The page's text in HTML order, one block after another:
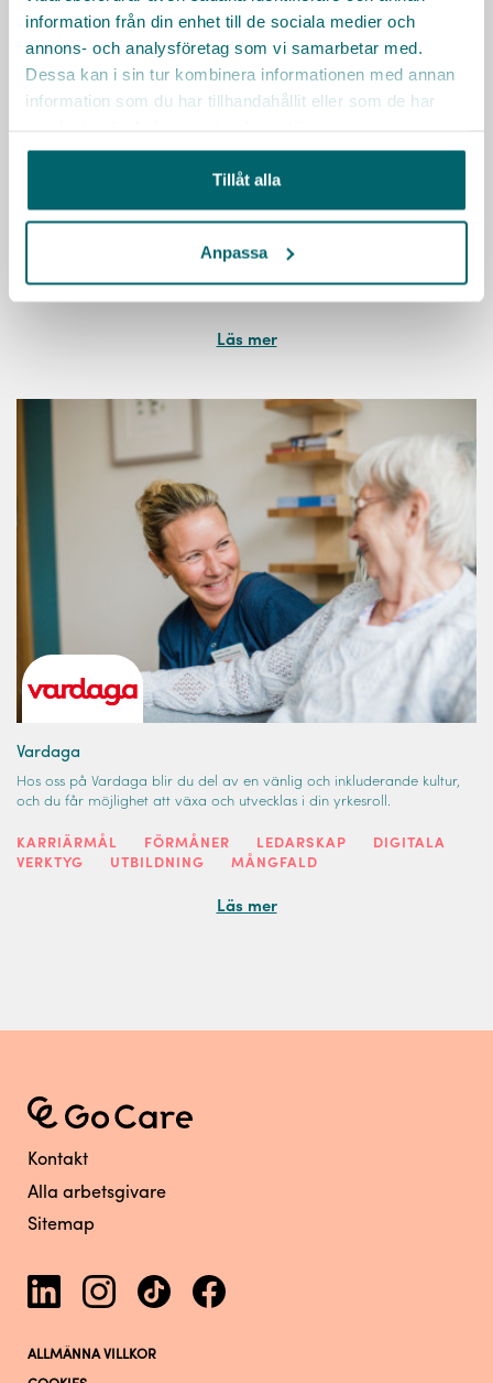
information från din enhet till de sociala medier och
annons- och analysföretag som vi samarbetar med.
Dessa kan i sin tur kombinera informationen med annan
information som du har tillhandahållit eller som de har
Tillåt alla
Anpassa
Ett jobb hos Ung Omsorg ett perfekt första steg ut i
under helger för att ordna aktiviteter som skapar
glädje och gemenskap.
Läs mer
Vardaga
Hos oss på Vardaga blir du del av en vänlig och inkluderande kultur,
och du får möjlighet att växa och utvecklas i din yrkesroll.
KARRIÄRMÅL FÖRMÅNER LEDARSKAP
DIGITALA
VERKTYG
UTBILDNING MÅNGFALD
Läs mer
Kontakt
Alla arbetsgivare
Sitemap
ALLMÄNNA VILLKOR